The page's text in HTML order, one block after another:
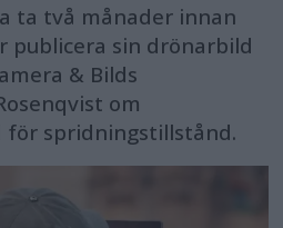
ta två månader innan
publicera sin drönarbild
& Bilds
om
spridningstillstånd.